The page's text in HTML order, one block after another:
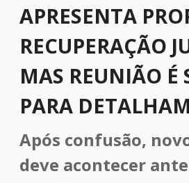
APRESENTA
RECUPERAÇÃO
MAS REUNIÃO É
PARA
Após confusão,
deve acontecer